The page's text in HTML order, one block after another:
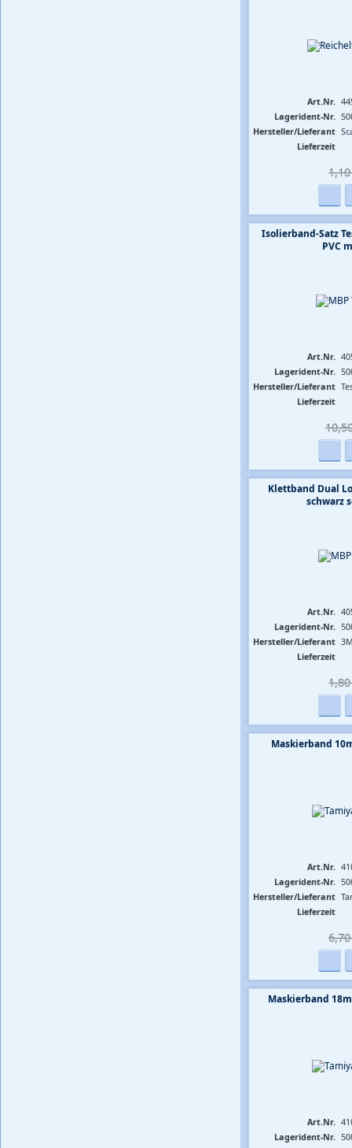
Art.Nr.
Lagerident-Nr.
Hersteller/Lieferant
Lieferzeit
1,10
Isolierband-Satz
PVC
Art.Nr.
Lagerident-Nr.
Hersteller/Lieferant
Lieferzeit
10,50
Klettband Dual
schwarz
Art.Nr.
Lagerident-Nr.
Hersteller/Lieferant
Lieferzeit
1,80
Maskierband
Art.Nr.
Lagerident-Nr.
Hersteller/Lieferant
Lieferzeit
6,70
Maskierband
Art.Nr.
Lagerident-Nr.